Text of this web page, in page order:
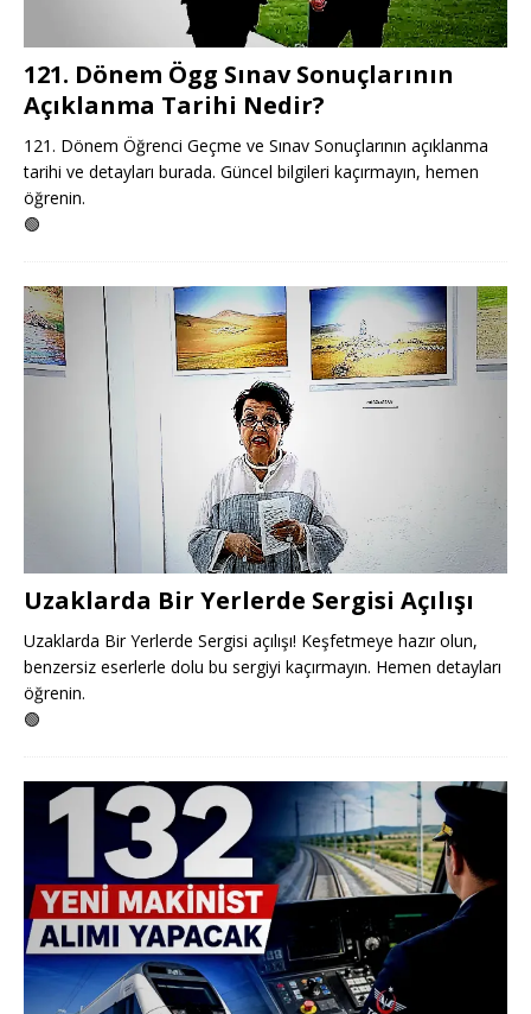
121. Dönem Ögg Sınav Sonuçlarının
Açıklanma Tarihi Nedir?
121. Dönem Öğrenci Geçme ve Sınav Sonuçlarının açıklanma
tarihi ve detayları burada. Güncel bilgileri kaçırmayın, hemen
öğrenin.
🟢
Uzaklarda Bir Yerlerde Sergisi Açılışı
Uzaklarda Bir Yerlerde Sergisi açılışı! Keşfetmeye hazır olun,
benzersiz eserlerle dolu bu sergiyi kaçırmayın. Hemen detayları
öğrenin.
🟢